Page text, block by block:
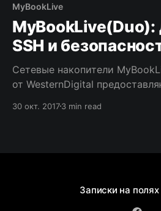
MyBookLive
MyBookLive(Duo):
SSH и
Сетевые накопители
от WesternDigital
возможность отключена.
появившейся странице надо
предварительно придется
30 окт. 20173 min read
Записки на полях